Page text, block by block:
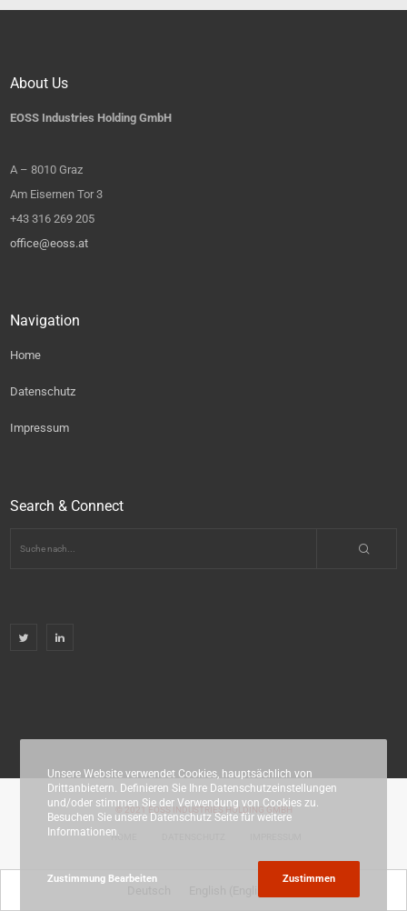
About Us
EOSS Industries Holding GmbH
A – 8010 Graz
Am Eisernen Tor 3
+43 316 269 205
office@eoss.at
Navigation
Home
Datenschutz
Impressum
Search & Connect
© 2021 EOSS INDUSTRIES HOLDING GMBH
HOME
Unsere Website verwendet Cookies, hauptsächlich von
Drittanbietern. Definieren Sie Ihre Datenschutzeinstellungen
und/oder stimmen Sie der Verwendung von Cookies zu.
Besuchen Sie unsere Datenschutz Seite für weitere
Informationen.
Zustimmung Bearbeiten Zustimmen